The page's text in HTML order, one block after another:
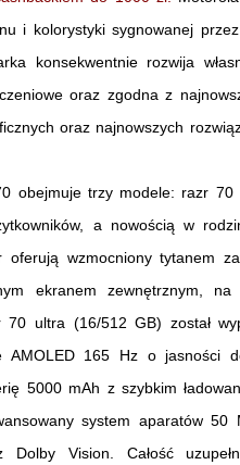
i kolorystyki sygnowanej
konsekwentnie rozwija
oraz zgodna z
oraz najnowszych
obejmuje trzy modele: razr
a nowością w
wzmocniony tytanem
ekranem zewnętrznym,
ultra (16/512 GB) został
AMOLED 165 Hz o jasności
5000 mAh z szybkim
system aparatów 50
Vision. Całość